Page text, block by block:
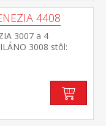
4408
3007 a 4
3008 stôl:
sklo,
poťah koža –
čierna kovové
sedu 46
150 × 90 × 76 cm